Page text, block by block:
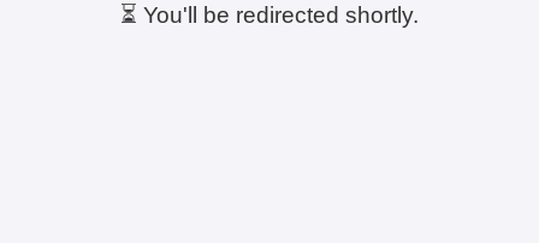
⏳ You'll be redirected shortly.